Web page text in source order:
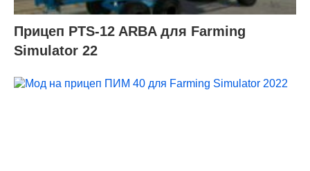
Прицеп PTS-12 ARBA для Farming
Simulator 22